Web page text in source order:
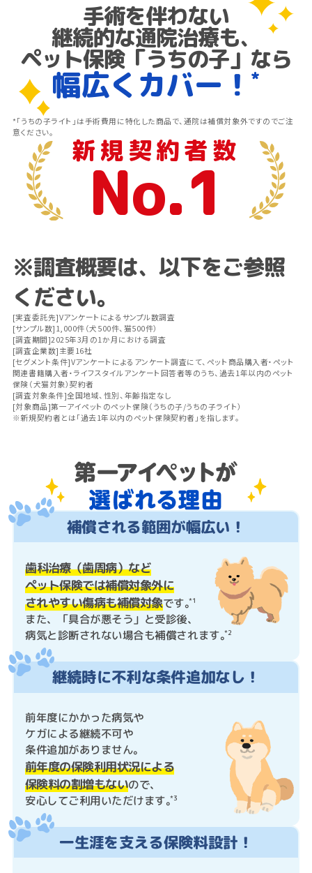
手術を伴わない
継続的な通院治療も、
ペット保険「うちの子」 なら
幅広くカバー！ *
*「うちの子ライト」は手術費用に特化した商品で、通院は補償対象外ですのでご注
意ください。
新規契約者数
No.1
※調査概要は、以下をご参照
ください。
[実査委託先]Vアンケートによるサンプル数調査
[サンプル数]1,000件（犬500件、猫500件）
[調査期間]2025年3月の1か月における調査
[調査企業数]主要16社
[セグメント条件]Vアンケートによるアンケート調査にて、ペット商品購入者・ペット
関連書籍購入者・ライフスタイルアンケート回答者等のうち、過去1年以内のペット
保険（犬猫対象）契約者
[調査対象条件]全国地域、性別、年齢指定なし
[対象商品]第一アイペットのペット保険（うちの子/うちの子ライト）
※新規契約者とは「過去1年以内のペット保険契約者」を指します。
補償される範囲が幅広い！
歯科治療（歯周病）など
ペット保険では補償対象外に
されやすい傷病も補償対象です。
*1
また、「具合が悪そう」と受診後、
病気と診断されない場合も補償されます。
*2
継続時に不利な条件追加なし！
前年度にかかった病気や
ケガによる継続不可や
条件追加がありません。
前年度の保険利用状況による
保険料の割増もないので、
安心してご利用いただけます。
*3
一生涯を支える保険料設計！